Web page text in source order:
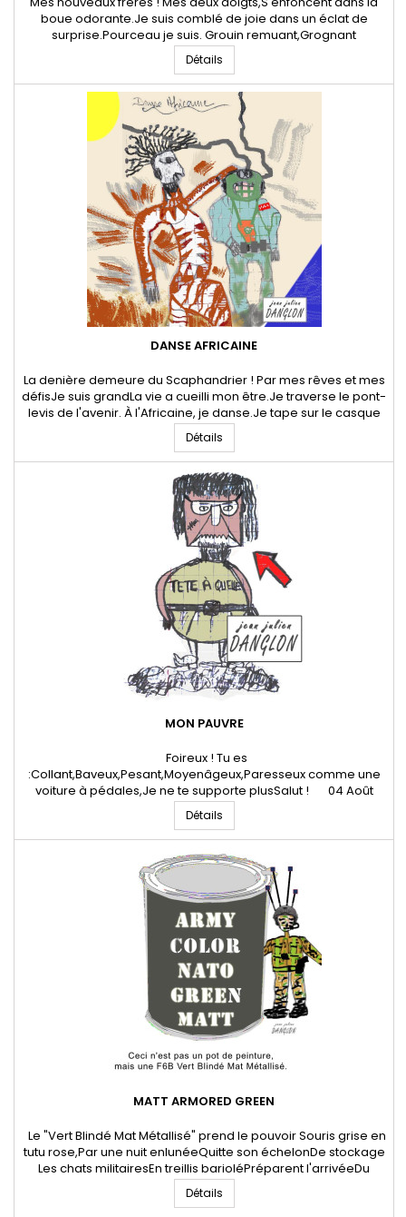
boue odorante.Je suis comblé de joie dans un éclat de
surprise.Pourceau je suis. Grouin remuant,Grognant
d'onomatopés,Mes congénaires m'accueillent pattes
ouvertes.J'ai quitté l'humanité, sa violence, sa hiérarchie, ces
conquêtes. Mes nouveaux frères,A la solidarité instinctive et
harmonieuse,Me...
Détails
DANSE AFRICAINE
La denière demeure du Scaphandrier ! Par mes rêves et mes
défisJe suis grandLa vie a cueilli mon être.Je traverse le pont-
levis de l'avenir. À l'Africaine, je danse.Je tape sur le casque
du scaphandrier,Ma crinière blanche se balance.Tout est
poudré en cadence couleur ocre. Emanant du sol
ancestral,Le jaune colore mon corps épouvantail,Étouffe mon
chant...
Détails
MON PAUVRE
Foireux ! Tu es
:Collant,Baveux,Pesant,Moyenâgeux,Paresseux comme une
voiture à pédales,Je ne te supporte plusSalut ! 04 Août
2024 * Jean-Julien Danglon - Poête et artiste digitalTous
droits réservés Danglon.fr
Détails
MATT ARMORED GREEN
Le "Vert Blindé Mat Métallisé" prend le pouvoir Souris grise en
tutu rose,Par une nuit enlunéeQuitte son échelonDe stockage
Les chats militairesEn treillis barioléPréparent l'arrivéeDu
bagger f6b matt armored green 03 Août 2024 * Jean-
Julien Danglon - Poête et artiste digitalTous droits réservés
Détails